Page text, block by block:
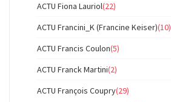
ACTU Fiona Lauriol(22)
ACTU Francini_K (Francine Keiser)(10)
ACTU Francis Coulon(5)
ACTU Franck Martini(2)
ACTU François Coupry(29)